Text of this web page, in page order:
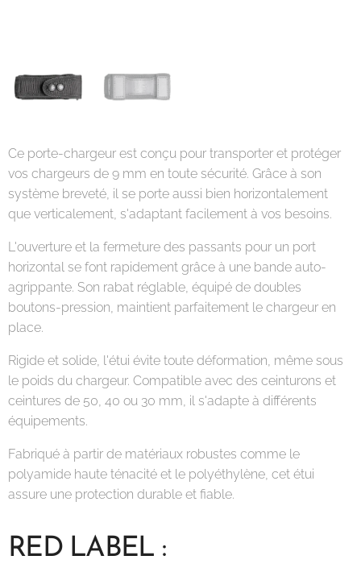
Ce porte-chargeur est conçu pour transporter et protéger
vos chargeurs de 9 mm en toute sécurité. Grâce à son
système breveté, il se porte aussi bien horizontalement
que verticalement, s'adaptant facilement à vos besoins.
L'ouverture et la fermeture des passants pour un port
horizontal se font rapidement grâce à une bande auto-
agrippante. Son rabat réglable, équipé de doubles
boutons-pression, maintient parfaitement le chargeur en
place.
Rigide et solide, l'étui évite toute déformation, même sous
le poids du chargeur. Compatible avec des ceinturons et
ceintures de 50, 40 ou 30 mm, il s'adapte à différents
équipements.
Fabriqué à partir de matériaux robustes comme le
polyamide haute ténacité et le polyéthylène, cet étui
assure une protection durable et fiable.
RED LABEL :